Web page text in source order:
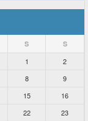
S S
1
2
8
9
15
16
22
23